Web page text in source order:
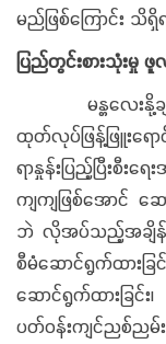
မည်ဖြစ်ကြောင်း သိ
ပြည်တွင်းစားသုံးမှု
မန္တလေးနို့ချက်
ထုတ်လုပ်ဖြန့်ဖြူးရေ
ရာနှုန်းပြည့်ပြီးစီ
ကျကျဖြစ်အောင် ဆေ
ဘဲ လိုအပ်သည့်အချိ
စီမံဆောင်ရွက်ထား
ဆောင်ရွက်ထားခြ
ပတ်ဝန်းကျင်ညစ်ည